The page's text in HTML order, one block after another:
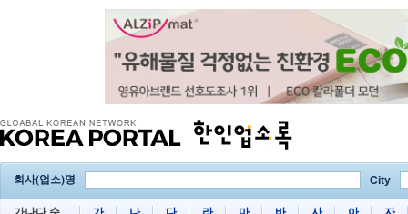
회사(업소)명 City